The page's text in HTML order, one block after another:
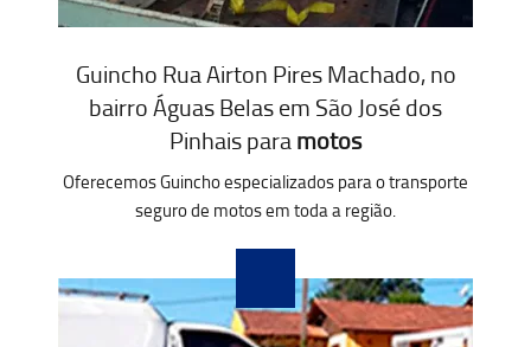
Guincho Rua Airton Pires Machado, no
bairro Águas Belas em São José dos
Pinhais paramotos
Oferecemos Guincho especializados para o transporte
seguro de motos em toda a região.